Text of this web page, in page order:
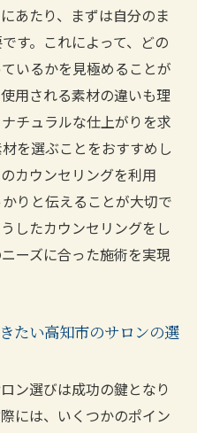
あたり、まずは自分のま
す。これによって、どの
いるかを見極めることが
用される素材の違いも理
チュラルな仕上がりを求
を選ぶことをおすすめし
カウンセリングを利用
りと伝えることが大切で
したカウンセリングをし
ーズに合った施術を実現
たい高知市のサロンの選
ン選びは成功の鍵となり
には、いくつかのポイン